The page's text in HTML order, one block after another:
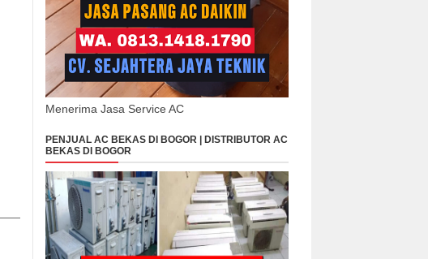
Menerima Jasa Service AC
PENJUAL AC BEKAS DI BOGOR | DISTRIBUTOR AC
BEKAS DI BOGOR